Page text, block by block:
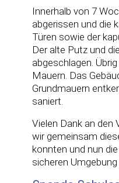
Innerhalb von 7
abgerissen und die
Türen sowie der
Der alte Putz und
abgeschlagen.
Mauern. Das
Grundmauern
saniert.
Vielen Dank an den
wir gemeinsam
konnten und nun
sicheren